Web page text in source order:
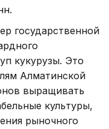
государственной
кукурузы. Это
Алматинской
выращивать
культуры,
рыночного